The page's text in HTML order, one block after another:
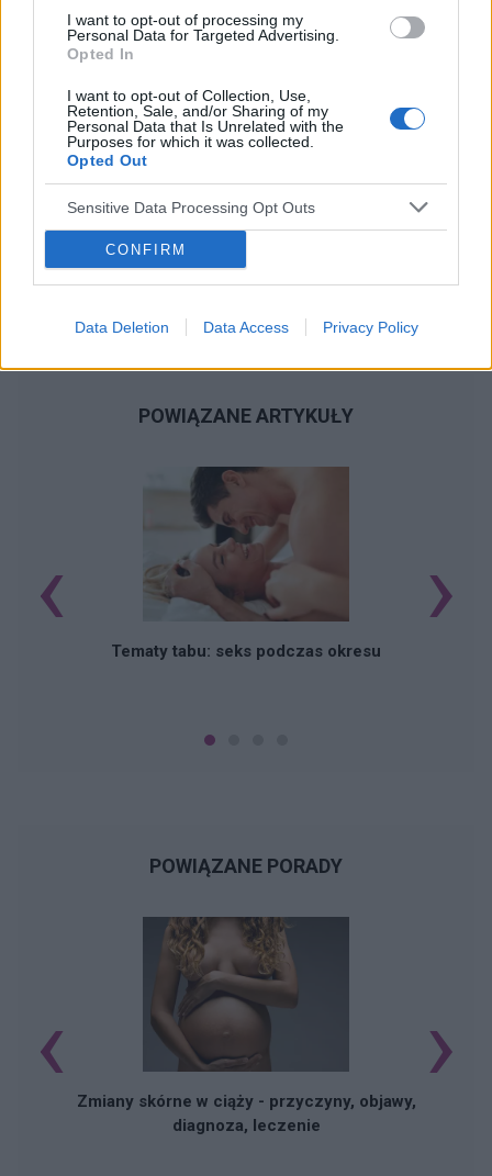
I want to opt-out of processing my
Personal Data for Targeted Advertising.
Opted In
I want to opt-out of Collection, Use,
Retention, Sale, and/or Sharing of my
Personal Data that Is Unrelated with the
Purposes for which it was collected.
Opted Out
Sensitive Data Processing Opt Outs
CONFIRM
Data Deletion Data Access Privacy Policy
POWIĄZANE ARTYKUŁY
Tematy tabu: seks podczas okresu
‹ ›
POWIĄZANE PORADY
Zmiany skórne w ciąży - przyczyny, objawy,
diagnoza, leczenie
‹ ›